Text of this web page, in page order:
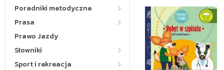
Poradniki metodyczne
Prasa
Prawo Jazdy
Słowniki
Sport i rekreacja